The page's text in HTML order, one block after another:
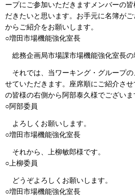
ープにご参加いただきますメンバーの
だきたいと思います。お手元に名簿が
からご紹介をお願いします。
○増田市場機能強化室長
総務企画局市場課市場機能強化室長の
それでは、当ワーキング・グループ
せていただきます。座席順にご紹介さ
の皆様の右側から阿部泰久様でございま
○阿部委員
よろしくお願いします。
○増田市場機能強化室長
それから、上柳敏郎様です。
○上柳委員
どうぞよろしくお願いします。
○増田市場機能強化室長